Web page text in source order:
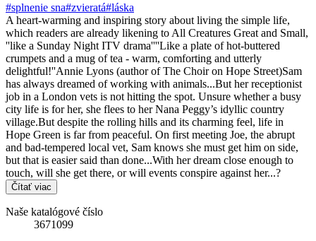
#splnenie sna#zvieratá#láska
A heart-warming and inspiring story about living the simple life,
which readers are already likening to All Creatures Great and Small,
''like a Sunday Night ITV drama''''Like a plate of hot-buttered
crumpets and a mug of tea - warm, comforting and utterly
delightful!''Annie Lyons (author of The Choir on Hope Street)Sam
has always dreamed of working with animals...But her receptionist
job in a London vets is not hitting the spot. Unsure whether a busy
city life is for her, she flees to her Nana Peggy’s idyllic country
village.But despite the rolling hills and its charming feel, life in
Hope Green is far from peaceful. On first meeting Joe, the abrupt
and bad-tempered local vet, Sam knows she must get him on side,
but that is easier said than done...With her dream close enough to
touch, will she get there, or will events conspire against her...?
Čítať viac
Naše katalógové číslo
3671099